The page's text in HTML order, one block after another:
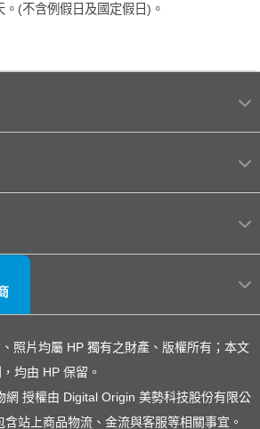
(不含例假日及國定假日)。
照片均屬 HP 獨有之財產、版權所有；本文
均由 HP 保留。
網 授權由 Digital Origin 美勢科技股份有限公
站上商品物流、金流與客服等相關事宜。